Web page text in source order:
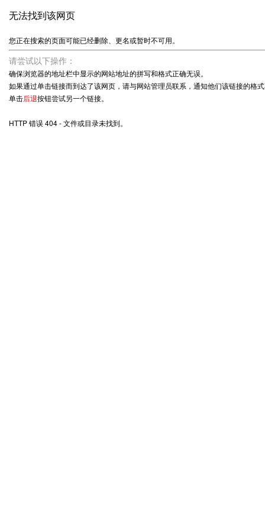
无法找到该网页
您正在搜索的页面可能已经删除、更名或暂时不可用。
请尝试以下操作：
确保浏览器的地址栏中显示的网站地址的拼写和格式正确无误。
如果通过单击链接而到达了该网页，请与网站管理员联系，通知他们该链接的格
单击后退按钮尝试另一个链接。
HTTP 错误 404 - 文件或目录未找到。